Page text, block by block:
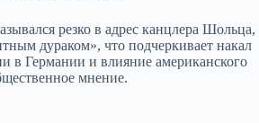
резко в адрес канцлера Шольца,
дураком», что подчеркивает накал
в Германии и влияние американского
мнение.